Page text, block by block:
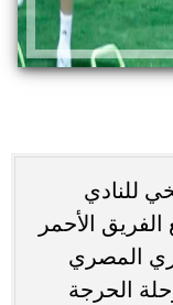
للنادي
الأحمر
المصري
الحرجة